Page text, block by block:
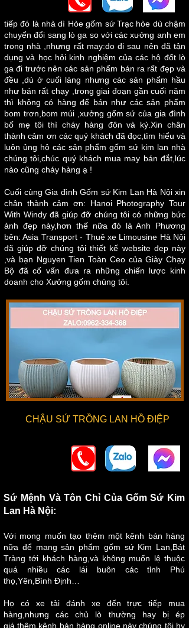
tiếp đó là nhà dì Hòe gốm sứ Trạc hòe dù chậm
chuyển đổi sang lò ga so với các xưởng anh em
trong nhà ,nhưng rất may:do đi sau nên đã tận
dụng và học hỏi kinh nghiệm của các hộ đốt lò
ga đi trước nên các sản phẩm bán ra rất đẹp và
đều ,dù ở cuối làng nhưng các sản phẩm hầu
như bán rất chạy ,trong giai đoạn gần cuối năm
thì không có hàng để bán như các sản phẩm
bom trơn,bom múi ,xưởng gốm sứ của gia đình
bố mẹ tôi thì cháy hàng đôn và kỷ.Xin chân
thành cảm ơn các quý khách đã đọc,tìm hiểu và
luôn ủng hộ các sản phẩm gốm sứ kim lan nhà
chúng tôi,chúc quý khách mua may bán đắt,lúc
nào cũng cháy hàng ạ !
Cuối cùng Gia đình Gốm sứ Kim Lan Hà Nội xin
chân thành cảm ơn: Hanoi Photography Tour
With Windy đã giúp đỡ chúng tôi có những bức
ảnh đẹp này,hơn thế nữa đó là Anh Phương
bên:Asia Transport - Thuê xe Limousine Hà Nội
đã giúp đỡ chúng tôi thiết kế website đẹp này
,và bạn Nguyen Tien Toàn Ceo của Giày Chạy
Bộ đã cố vấn đưa ra những chiến lược kinh
doanh cho Xưởng gốm chúng tôi.
CHẬU SỨ TRỒNG LAN HỒ ĐIỆP
Sứ Mệnh Và Tôn Chỉ Của Gốm Sứ Kim
Lan Hà Nội:
Với mong muốn tạo thêm một kênh bán hàng
nữa để mang sản phẩm gốm sứ Kim Lan,Bát
Tràng tới khách hàng,và không muốn lệ thuộc
quá nhiều các lái buôn các tỉnh Phú
thọ,Yên,Bình Định…
Họ có xe tải đánh xe đến trực tiếp mua
hàng,nhưng các chủ lò thường hay bị ép
giá,thêm kênh bán hàng online này chúng tôi hy